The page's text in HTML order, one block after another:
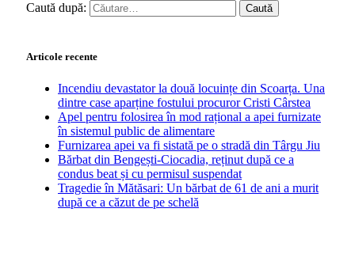
Caută după:
Articole recente
Incendiu devastator la două locuințe din Scoarța. Una
dintre case aparține fostului procuror Cristi Cârstea
Apel pentru folosirea în mod rațional a apei furnizate
în sistemul public de alimentare
Furnizarea apei va fi sistată pe o stradă din Târgu Jiu
Bărbat din Bengești-Ciocadia, reținut după ce a
condus beat și cu permisul suspendat
Tragedie în Mătăsari: Un bărbat de 61 de ani a murit
după ce a căzut de pe schelă